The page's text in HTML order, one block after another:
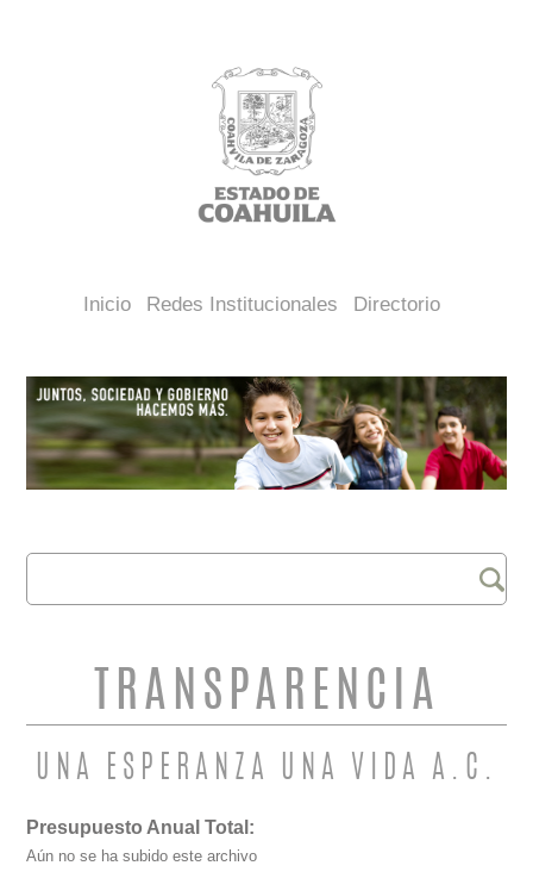
Inicio Redes Institucionales Directorio
FORMULARIO DE
BÚSQUEDA
Buscar
TRANSPARENCIA
UNA ESPERANZA UNA VIDA A.C.
Presupuesto Anual Total:
Aún no se ha subido este archivo